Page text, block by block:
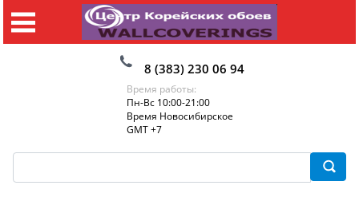
8 (383) 230 06 94
Время работы:
Пн-Вс 10:00-21:00
Время Новосибирское
GMT +7